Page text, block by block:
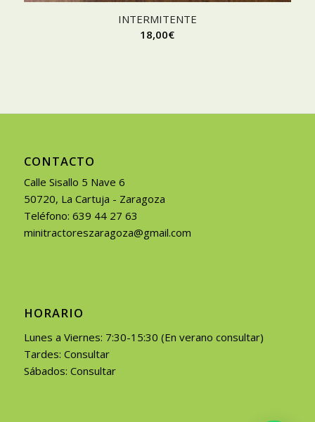
INTERMITENTE
18,00€
CONTACTO
Calle Sisallo 5 Nave 6
50720, La Cartuja - Zaragoza
Teléfono: 639 44 27 63
minitractoreszaragoza@gmail.com
HORARIO
Lunes a Viernes: 7:30-15:30 (En verano consultar)
Tardes: Consultar
Sábados: Consultar